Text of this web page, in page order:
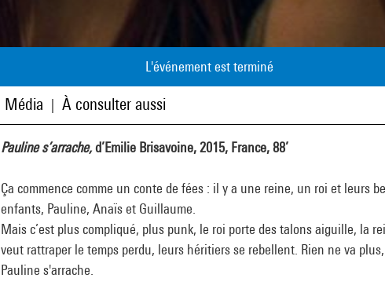
L'événement est terminé
Média À consulter aussi
Pauline s’arrache,d’Emilie Brisavoine, 2015, France, 88’
Ça commence comme un conte de fées : il y a une reine, un roi et leurs
enfants, Pauline, Anaïs et Guillaume.
Mais c’est plus compliqué, plus punk, le roi porte des talons aiguille, la
veut rattraper le temps perdu, leurs héritiers se rebellent. Rien ne va plus,
Pauline s'arrache.